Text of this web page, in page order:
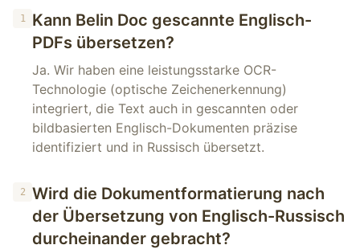
1
Kann Belin Doc gescannte Englisch-
PDFs übersetzen?
Ja. Wir haben eine leistungsstarke OCR-
Technologie (optische Zeichenerkennung)
integriert, die Text auch in gescannten oder
bildbasierten Englisch-Dokumenten präzise
identifiziert und in Russisch übersetzt.
2
Wird die Dokumentformatierung nach
der Übersetzung von Englisch-Russisch
durcheinander gebracht?